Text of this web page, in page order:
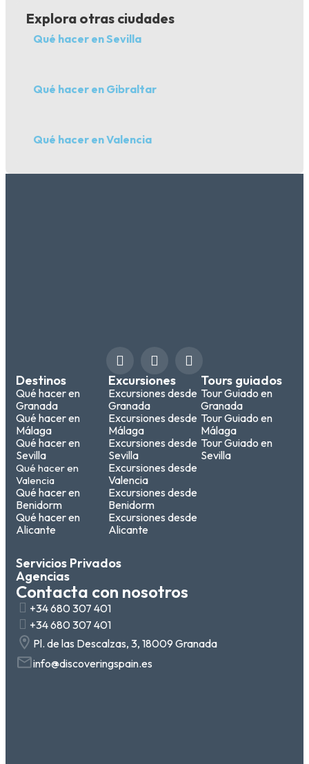
Explora otras ciudades
Qué hacer en Sevilla
Qué hacer en Gibraltar
Qué hacer en Valencia
Destinos
Qué hacer en
Granada
Qué hacer en
Málaga
Qué hacer en
Sevilla
Qué hacer en
Valencia
Qué hacer en
Benidorm
Qué hacer en
Alicante
Excursiones
Excursiones desde
Granada
Excursiones desde
Málaga
Excursiones desde
Sevilla
Excursiones desde
Valencia
Excursiones desde
Benidorm
Excursiones desde
Alicante
Tours guiados
Tour Guiado en
Granada
Tour Guiado en
Málaga
Tour Guiado en
Sevilla
Servicios Privados
Agencias
Contacta con nosotros
+34 680 307 401
+34 680 307 401
Pl. de las Descalzas, 3, 18009 Granada
info@discoveringspain.es